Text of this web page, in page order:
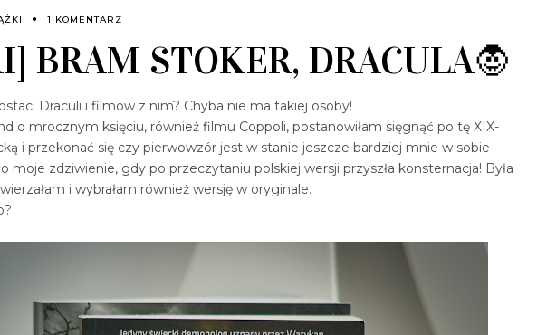
1 KOMENTARZ
BRAM STOKER, DRACULA🧛
Draculi i filmów z nim? Chyba nie ma takiej osoby!
o mrocznym księciu, również filmu Coppoli, postanowiłam sięgnąć po tę XIX-
i przekonać się czy pierwowzór jest w stanie jeszcze bardziej mnie w sobie
moje zdziwienie, gdy po przeczytaniu polskiej wersji przyszła konsternacja! Była
i wybrałam również wersję w oryginale.